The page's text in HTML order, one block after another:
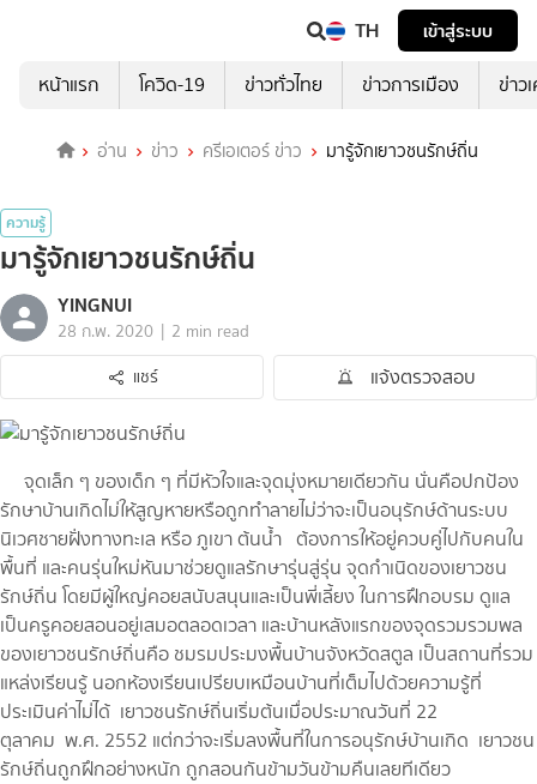
TH
เข้าสู่ระบบ
หน้าแรก
โควิด-19 ข่าวทั่วไทย ข่าวการเมือง ข่าว
อ่าน ข่าว ครีเอเตอร์ ข่าว มารู้จักเยาวชนรักษ์ถิ่น
ความรู้
มารู้จักเยาวชนรักษ์ถิ่น
YINGNUI
28 ก.พ. 2020 | 2 min read
แชร์
แจ้งตรวจสอบ
จุดเล็ก ๆ ของเด็ก ๆ ที่มีหัวใจและจุดมุ่งหมายเดียวกัน นั่นคือปกป้อง
รักษาบ้านเกิดไม่ให้สูญหายหรือถูกทำลายไม่ว่าจะเป็นอนุรักษ์ด้านระบบ
นิเวศช​ายฝั่งทางทะเล หรือ ภูเขา ต้นน้ำ ต้องการให้อยู่ควบคู่ไปกับคนใน
พื้นที่ และคนรุ่นใหม่หันมาช่วยดูแลรักษารุ่นสู่รุ่น จุดกำเนิดของเยาวชน
รักษ์ถิ่น โดยมีผู้ใหญ่คอยสนับสนุนและเป็นพี่เลี้ยง ในการฝึกอบรม ดูแล
เป็นครูคอยสอนอยู่เสมอตลอดเวลา และบ้านหลังแรกของจุดรวมรวมพล
ของเยาวชนรักษ์ถิ่นคือ ชมรมประมงพื้นบ้านจังหวัดสตูล เป็นสถานที่รวม
แหล่งเรียนรู้ นอกห้องเรียนเปรียบเหมือนบ้านที่เต็มไปด้วยความรู้ที่
ประเมินค่าไม่ได้ เยาวชนรักษ์ถิ่นเริ่มต้นเมื่อประมาณวันที่ 22
ตุลาคม พ.ศ. 2552 แต่กว่าจะเริ่มลงพื้นที่ในการอนุรักษ์บ้านเกิด เยาวชน
รักษ์ถิ่นถูกฝึกอย่างหนัก ถูกสอนกันข้ามวันข้ามคืนเลยทีเดียว